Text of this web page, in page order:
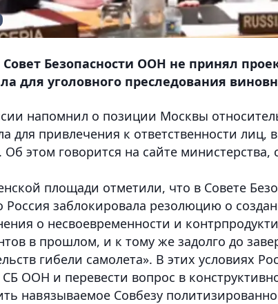
Безопасности ООН не принял
для уголовного преследования
напомнил о позиции Москвы
для привлечения к ответственности лиц,
Об этом говорится на сайте министерства,
площади отметили, что в Совете
Россия заблокировала резолюцию о
о несвоевременности и
в прошлом, и к тому же задолго до
гибели самолета». В этих условиях
СБ ООН и перевести вопрос в
навязываемое Совбезу